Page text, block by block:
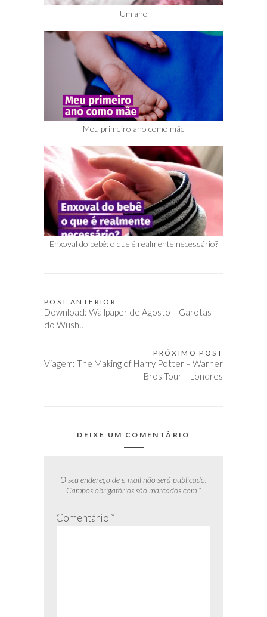
Um ano
Meu primeiro ano como mãe
Enxoval do bebê: o que é realmente necessário?
Navegação
de
POST ANTERIOR
Download: Wallpaper de Agosto – Garotas
do Wushu
PRÓXIMO POST
Viagem: The Making of Harry Potter – Warner
Bros Tour – Londres
DEIXE UM COMENTÁRIO
O seu endereço de e-mail não será publicado.
Campos obrigatórios são marcados com *
Comentário *